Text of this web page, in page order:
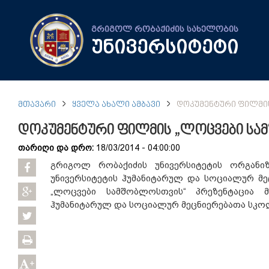
გრიგოლ რობაქიძის სახელობის
უნივერსიტეტი
ᲛᲗᲐᲕᲐᲠᲘ ᲧᲕᲔᲚᲐ ᲐᲮᲐᲚᲘ ᲐᲛᲑᲐᲕᲘ ᲓᲝᲙᲣᲛᲔᲜᲢᲣᲠᲘ
დოკუმენტური ფილმის „ლოცვები
თარიღი და დრო: 18/03/2014 - 04:00:00
+
გრიგოლ რობაქიძის უნივერსიტეტის
უნივერსიტეტის ჰუმანიტარულ და სოციალურ
„ლოცვები სამშობლოსთვის“ პრეზენტაცია
ჰუმანიტარულ და სოციალურ მეცნიერებათა